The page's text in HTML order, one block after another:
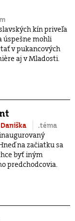
kín priveľa
úspešne mohli
v pukancových
aj v Mladosti.
.téma
na začiatku sa
byť iným
predchodcovia.